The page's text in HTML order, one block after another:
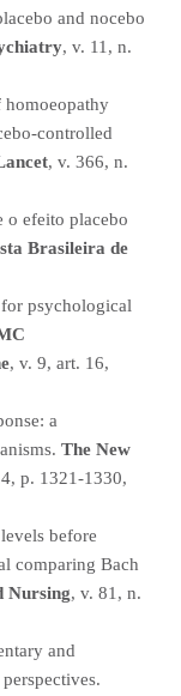
and nocebo
, v. 11, n.
controlled
, v. 366, n.
o efeito placebo
Brasileira de
psychological
, v. 9, art. 16,
a
The New
p. 1321-1330,
before
comparing Bach
Nursing, v. 81, n.
and